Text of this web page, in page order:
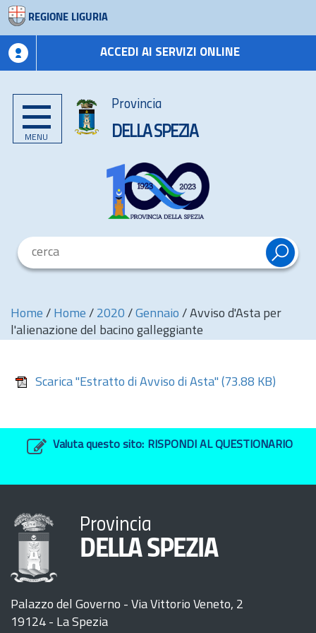
REGIONE LIGURIA
ACCEDI AI SERVIZI ONLINE
MENU
Provincia
DELLA SPEZIA
Home / Home / 2020 / Gennaio / Avviso d'Asta per
l'alienazione del bacino galleggiante
Scarica "Estratto di Avviso di Asta" (73.88 KB)
Valuta questo sito: RISPONDI AL QUESTIONARIO
Provincia
DELLA SPEZIA
Palazzo del Governo - Via Vittorio Veneto, 2
19124 - La Spezia